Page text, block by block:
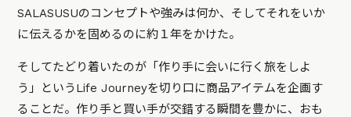
SALASUSUのコンセプトや強みは何か、そしてそれをいか
に伝えるかを固めるのに約１年をかけた。
そしてたどり着いたのが「作り手に会いに行く旅をしよ
う」というLife Journeyを切り口に商品アイテムを企画す
ることだ。作り手と買い手が交錯する瞬間を豊かに、おも